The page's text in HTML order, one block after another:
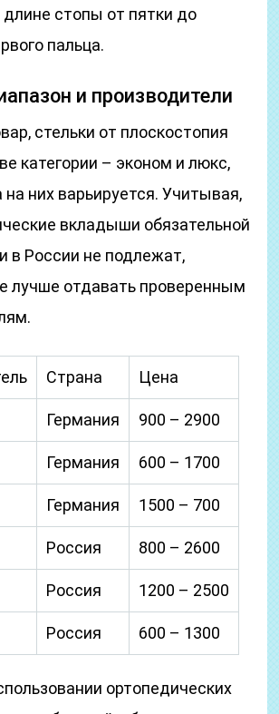
стопы от пятки до
пальца.
и производители
стельки от плоскостопия
категории – эконом и люкс,
на них варьируется. Учитывая,
вкладыши обязательной
в России не подлежат,
лучше отдавать проверенным
Страна Цена
Германия 900 – 2900
Германия 600 – 1700
Германия 1500 – 700
Россия 800 – 2600
Россия 1200 – 2500
Россия 600 – 1300
ортопедических